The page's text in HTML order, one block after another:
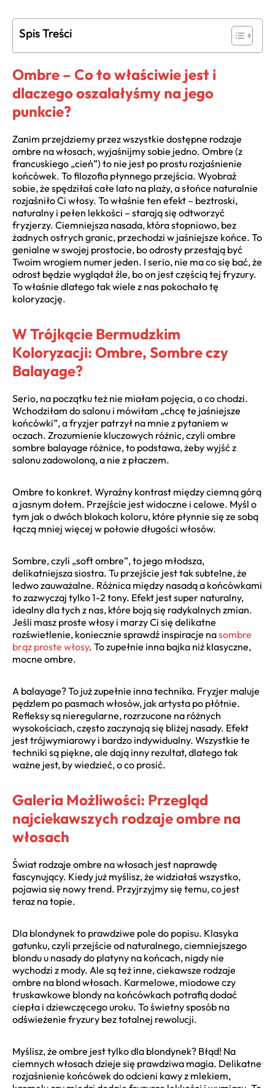
Spis Treści
Ombre – Co to właściwie jest i
dlaczego oszalałyśmy na jego
punkcie?
Zanim przejdziemy przez wszystkie dostępne rodzaje
ombre na włosach, wyjaśnijmy sobie jedno. Ombre (z
francuskiego „cień”) to nie jest po prostu rozjaśnienie
końcówek. To filozofia płynnego przejścia. Wyobraź
sobie, że spędziłaś całe lato na plaży, a słońce naturalnie
rozjaśniło Ci włosy. To właśnie ten efekt – beztroski,
naturalny i pełen lekkości – starają się odtworzyć
fryzjerzy. Ciemniejsza nasada, która stopniowo, bez
żadnych ostrych granic, przechodzi w jaśniejsze końce. To
genialne w swojej prostocie, bo odrosty przestają być
Twoim wrogiem numer jeden. I serio, nie ma co się bać, że
odrost będzie wyglądał źle, bo on jest częścią tej fryzury.
To właśnie dlatego tak wiele z nas pokochało tę
koloryzację.
W Trójkącie Bermudzkim
Koloryzacji: Ombre, Sombre czy
Balayage?
Serio, na początku też nie miałam pojęcia, o co chodzi.
Wchodziłam do salonu i mówiłam „chcę te jaśniejsze
końcówki”, a fryzjer patrzył na mnie z pytaniem w
oczach. Zrozumienie kluczowych różnic, czyli ombre
sombre balayage różnice, to podstawa, żeby wyjść z
salonu zadowoloną, a nie z płaczem.
Ombre to konkret. Wyraźny kontrast między ciemną górą
a jasnym dołem. Przejście jest widoczne i celowe. Myśl o
tym jak o dwóch blokach koloru, które płynnie się ze sobą
łączą mniej więcej w połowie długości włosów.
Sombre, czyli „soft ombre”, to jego młodsza,
delikatniejsza siostra. Tu przejście jest tak subtelne, że
ledwo zauważalne. Różnica między nasadą a końcówkami
to zazwyczaj tylko 1-2 tony. Efekt jest super naturalny,
idealny dla tych z nas, które boją się radykalnych zmian.
Jeśli masz proste włosy i marzy Ci się delikatne
rozświetlenie, koniecznie sprawdź inspiracje nasombre
brąz proste włosy. To zupełnie inna bajka niż klasyczne,
mocne ombre.
A balayage? To już zupełnie inna technika. Fryzjer maluje
pędzlem po pasmach włosów, jak artysta po płótnie.
Refleksy są nieregularne, rozrzucone na różnych
wysokościach, często zaczynają się bliżej nasady. Efekt
jest trójwymiarowy i bardzo indywidualny. Wszystkie te
techniki są piękne, ale dają inny rezultat, dlatego tak
ważne jest, by wiedzieć, o co prosić.
Galeria Możliwości: Przegląd
najciekawszych rodzaje ombre na
włosach
Świat rodzaje ombre na włosach jest naprawdę
fascynujący. Kiedy już myślisz, że widziałaś wszystko,
pojawia się nowy trend. Przyjrzyjmy się temu, co jest
teraz na topie.
Dla blondynek to prawdziwe pole do popisu. Klasyka
gatunku, czyli przejście od naturalnego, ciemniejszego
blondu u nasady do platyny na końcach, nigdy nie
wychodzi z mody. Ale są też inne, ciekawsze rodzaje
ombre na blond włosach. Karmelowe, miodowe czy
truskawkowe blondy na końcówkach potrafią dodać
ciepła i dziewczęcego uroku. To świetny sposób na
odświeżenie fryzury bez totalnej rewolucji.
Myślisz, że ombre jest tylko dla blondynek? Błąd! Na
ciemnych włosach dzieje się prawdziwa magia. Delikatne
rozjaśnienie końcówek do odcieni kawy z mlekiem,